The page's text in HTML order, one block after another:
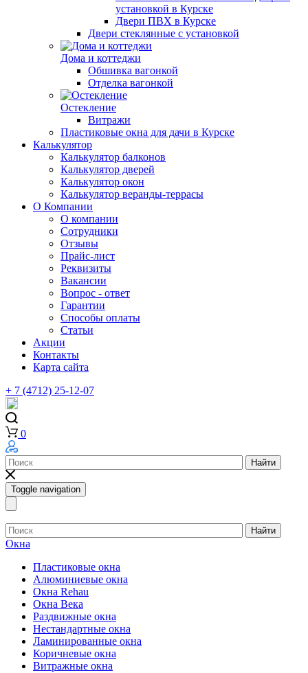
установкой в Курске
Двери ПВХ в Курске
Двери стеклянные с установкой
Дома и коттеджи
Обшивка вагонкой
Отделка вагонкой
Остекление
Витражи
Пластиковые окна для дачи в Курске
Калькулятор
Калькулятор балконов
Калькулятор дверей
Калькулятор окон
Калькулятор веранды-террасы
О Компании
О компании
Сотрудники
Отзывы
Прайс-лист
Реквизиты
Вакансии
Вопрос - ответ
Гарантии
Способы оплаты
Статьи
Акции
Контакты
Карта сайта
+ 7 (4712) 25-12-07
0
Найти
Toggle navigation
Найти
Окна
Пластиковые окна
Алюминиевые окна
Окна Rehau
Окна Века
Раздвижные окна
Нестандартные окна
Ламинированные окна
Коричневые окна
Витражные окна